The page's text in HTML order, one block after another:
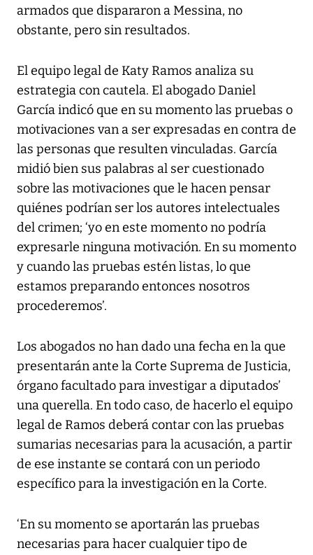
armados que dispararon a Messina, no
obstante, pero sin resultados.
El equipo legal de Katy Ramos analiza su
estrategia con cautela. El abogado Daniel
García indicó que en su momento las pruebas o
motivaciones van a ser expresadas en contra de
las personas que resulten vinculadas. García
midió bien sus palabras al ser cuestionado
sobre las motivaciones que le hacen pensar
quiénes podrían ser los autores intelectuales
del crimen; ‘yo en este momento no podría
expresarle ninguna motivación. En su momento
y cuando las pruebas estén listas, lo que
estamos preparando entonces nosotros
procederemos’.
Los abogados no han dado una fecha en la que
presentarán ante la Corte Suprema de Justicia,
órgano facultado para investigar a diputados’
una querella. En todo caso, de hacerlo el equipo
legal de Ramos deberá contar con las pruebas
sumarias necesarias para la acusación, a partir
de ese instante se contará con un periodo
específico para la investigación en la Corte.
‘En su momento se aportarán las pruebas
necesarias para hacer cualquier tipo de